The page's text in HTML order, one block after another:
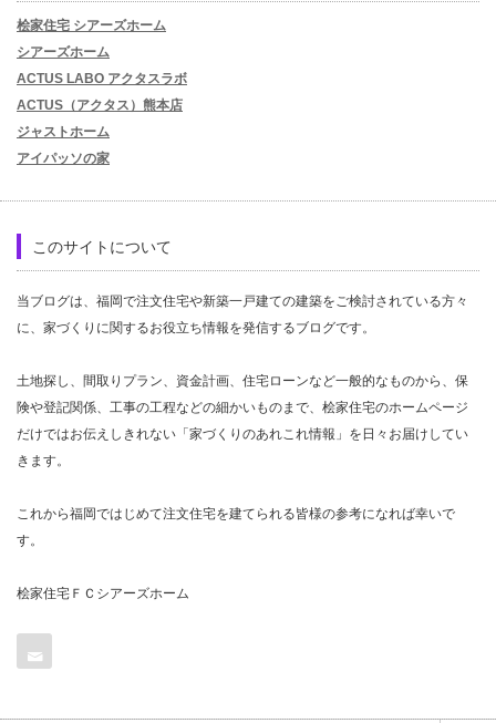
桧家住宅 シアーズホーム
シアーズホーム
ACTUS LABO アクタスラボ
ACTUS（アクタス）熊本店
ジャストホーム
アイパッソの家
このサイトについて
当ブログは、福岡で注文住宅や新築一戸建ての建築をご検討されている方々
に、家づくりに関するお役立ち情報を発信するブログです。
土地探し、間取りプラン、資金計画、住宅ローンなど一般的なものから、保
険や登記関係、工事の工程などの細かいものまで、桧家住宅のホームページ
だけではお伝えしきれない「家づくりのあれこれ情報」を日々お届けしてい
きます。
これから福岡ではじめて注文住宅を建てられる皆様の参考になれば幸いで
す。
桧家住宅ＦＣシアーズホーム